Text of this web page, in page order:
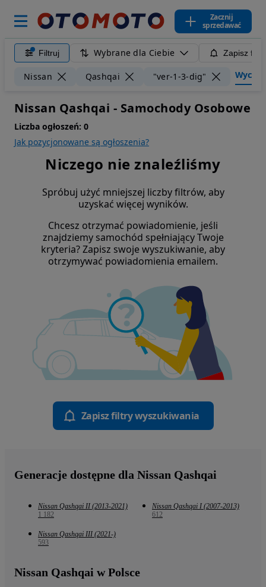
Zacznij
sprzedawać
Filtruj Wybrane dla Ciebie Zapisz
Nissan Qashqai "ver-1-3-dig"
Nissan Qashqai - Samochody Osobowe
Liczba ogłoszeń: 0
Jak pozycjonowane są ogłoszenia?
Niczego nie znaleźliśmy
Spróbuj użyć mniejszej liczby filtrów, aby
uzyskać więcej wyników.
Chcesz otrzymać powiadomienie, jeśli
znajdziemy samochód spełniający Twoje
kryteria? Zapisz swoje wyszukiwanie, aby
otrzymywać powiadomienia emailem.
Zapisz filtry wyszukiwania
Generacje dostępne dla Nissan Qashqai
Nissan Qashqai II (2013-2021)
1 182
Nissan Qashqai I (2007-2013)
612
Nissan Qashqai III (2021-)
593
Nissan Qashqai w Polsce